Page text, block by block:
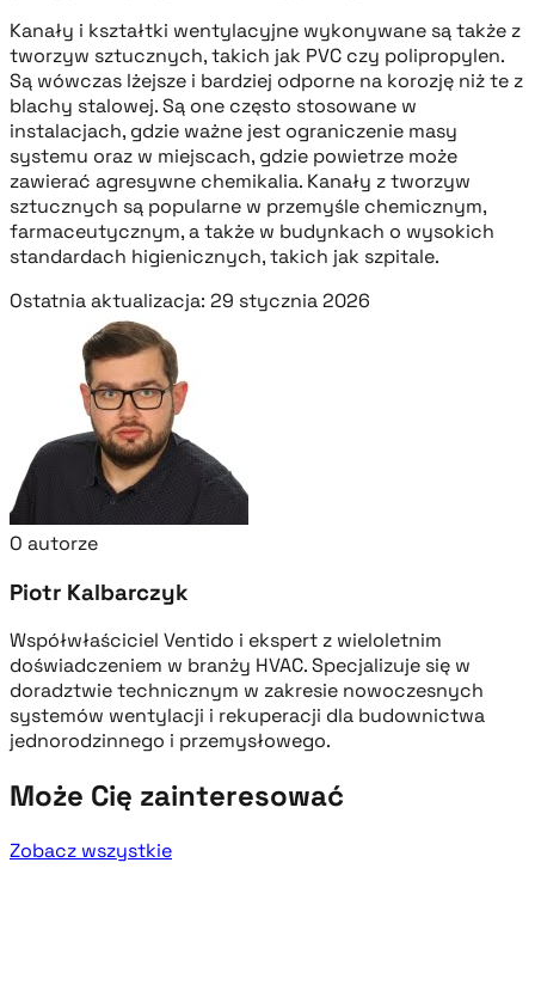
Kanały i kształtki wentylacyjne wykonywane są także z
tworzyw sztucznych, takich jak PVC czy polipropylen.
Są wówczas lżejsze i bardziej odporne na korozję niż te z
blachy stalowej. Są one często stosowane w
instalacjach, gdzie ważne jest ograniczenie masy
systemu oraz w miejscach, gdzie powietrze może
zawierać agresywne chemikalia. Kanały z tworzyw
sztucznych są popularne w przemyśle chemicznym,
farmaceutycznym, a także w budynkach o wysokich
standardach higienicznych, takich jak szpitale.
Ostatnia aktualizacja: 29 stycznia 2026
O autorze
Piotr Kalbarczyk
Współwłaściciel Ventido i ekspert z wieloletnim
doświadczeniem w branży HVAC. Specjalizuje się w
doradztwie technicznym w zakresie nowoczesnych
systemów wentylacji i rekuperacji dla budownictwa
jednorodzinnego i przemysłowego.
Może Cię zainteresować
Zobacz wszystkie